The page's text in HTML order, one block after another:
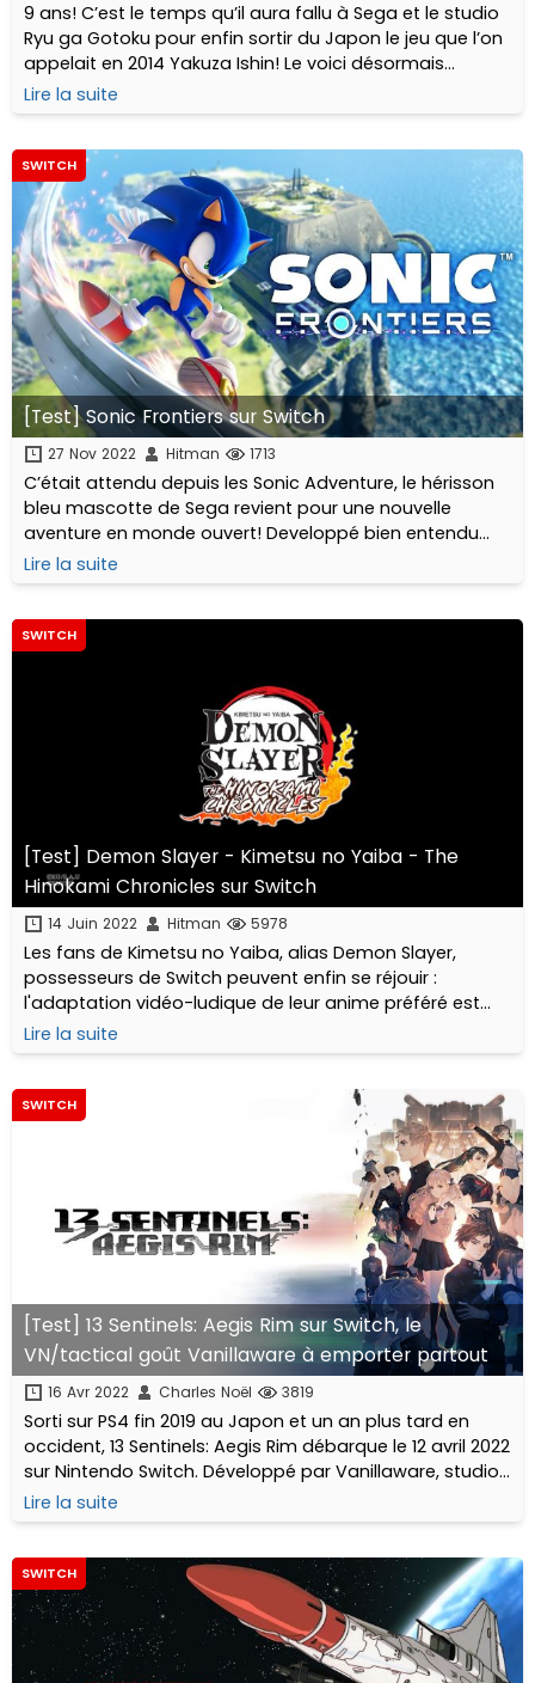
9 ans! C’est le temps qu’il aura fallu à Sega et le studio
Ryu ga Gotoku pour enfin sortir du Japon le jeu que l’on
appelait en 2014 Yakuza Ishin! Le voici désormais
disponible sur PlayStation 4 et 5, Xbox One et Series et
PC...
Lire la suite
SWITCH
[Test] Sonic Frontiers sur Switch
27 Nov 2022 Hitman 1713
C’était attendu depuis les Sonic Adventure, le hérisson
bleu mascotte de Sega revient pour une nouvelle
aventure en monde ouvert! Developpé bien entendu
par la Sonic Team, Sonic Frontiers est disponible sur
consoles et PC depuis le 8 novembre dernier.
Lire la suite
SWITCH
[Test] Demon Slayer - Kimetsu no Yaiba - The
Hinokami Chronicles sur Switch
14 Juin 2022 Hitman 5978
Les fans de Kimetsu no Yaiba, alias Demon Slayer,
possesseurs de Switch peuvent enfin se réjouir :
l'adaptation vidéo-ludique de leur anime préféré est
enfin disponible sur la console hybride de Nintendo! En
avant Senjuro!
Lire la suite
SWITCH
[Test] 13 Sentinels: Aegis Rim sur Switch, le
VN/tactical goût Vanillaware à emporter partout
16 Avr 2022 Charles Noël 3819
Sorti sur PS4 fin 2019 au Japon et un an plus tard en
occident, 13 Sentinels: Aegis Rim débarque le 12 avril 2022
sur Nintendo Switch. Développé par Vanillaware, studio
nippon notamment (re)connu pour ses animations 2D
sublimes...
Lire la suite
SWITCH